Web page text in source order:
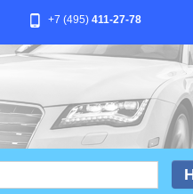
+7 (495) 411-27-78